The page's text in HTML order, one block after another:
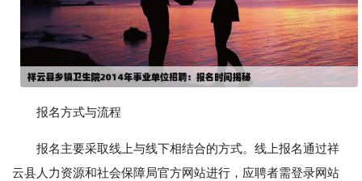
报名方式与流程
报名主要采取线上与线下相结合的方式。线上报名通过祥
云县人力资源和社会保障局官方网站进行，应聘者需登录网站